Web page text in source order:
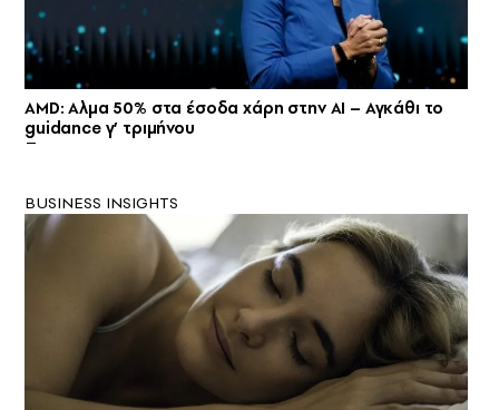
AMD: Αλμα 50% στα έσοδα χάρη στην AI – Αγκάθι το
guidance γ’ τριμήνου
BUSINESS INSIGHTS